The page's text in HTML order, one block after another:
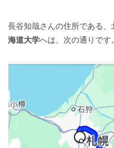
長谷知哉さんの住所である、
海道大学へは、次の通りです